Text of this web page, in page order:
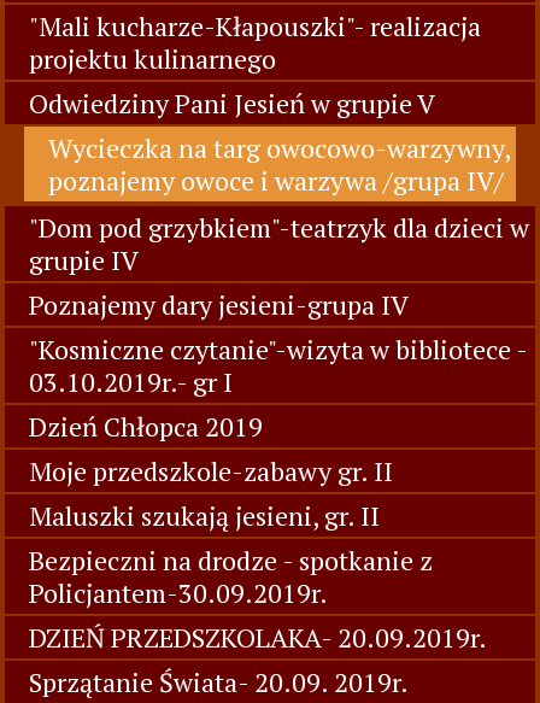
"Mali kucharze-Kłapouszki"- realizacja
projektu kulinarnego
Odwiedziny Pani Jesień w grupie V
Wycieczka na targ owocowo-warzywny,
poznajemy owoce i warzywa /grupa IV/
"Dom pod grzybkiem"-teatrzyk dla dzieci w
grupie IV
Poznajemy dary jesieni-grupa IV
"Kosmiczne czytanie"-wizyta w bibliotece -
03.10.2019r.- gr I
Dzień Chłopca 2019
Moje przedszkole-zabawy gr. II
Maluszki szukają jesieni, gr. II
Bezpieczni na drodze - spotkanie z
Policjantem-30.09.2019r.
DZIEŃ PRZEDSZKOLAKA- 20.09.2019r.
Sprzątanie Świata- 20.09. 2019r.